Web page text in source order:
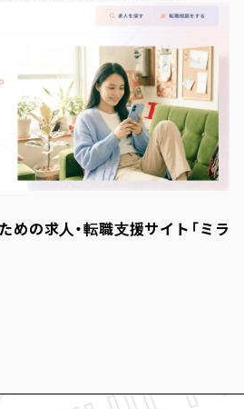
めの求人・転職支援サイト「ミラ